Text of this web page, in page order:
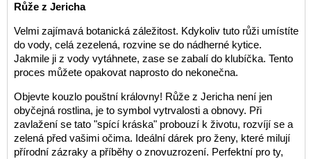
Růže z Jericha
Velmi zajímavá botanická záležitost. Kdykoliv tuto růži umístíte
do vody, celá zezelená, rozvine se do nádherné kytice.
Jakmile ji z vody vytáhnete, zase se zabalí do klubíčka. Tento
proces můžete opakovat naprosto do nekonečna.
Objevte kouzlo pouštní královny! Růže z Jericha není jen
obyčejná rostlina, je to symbol vytrvalosti a obnovy. Při
zavlažení se tato "spící kráska" probouzí k životu, rozvíjí se a
zelená před vašimi očima. Ideální dárek pro ženy, které milují
přírodní zázraky a příběhy o znovuzrození. Perfektní pro ty,